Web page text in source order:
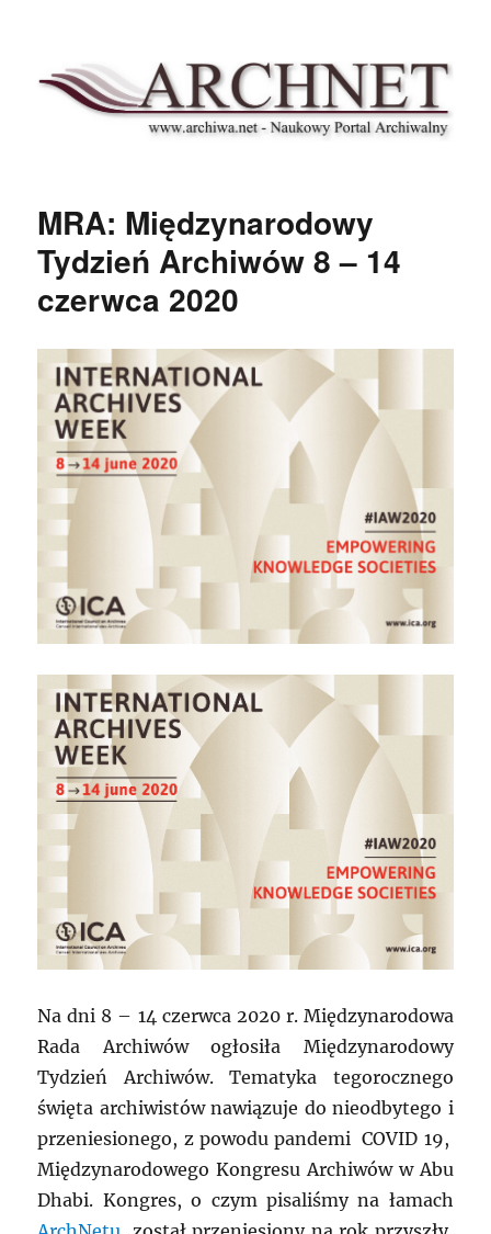
Archnet
MRA: Międzynarodowy
Tydzień Archiwów 8 – 14
czerwca 2020
Na dni 8 – 14 czerwca 2020 r. Międzynarodowa
Rada Archiwów ogłosiła Międzynarodowy
Tydzień Archiwów. Tematyka tegorocznego
święta archiwistów nawiązuje do nieodbytego i
przeniesionego, z powodu pandemi COVID 19,
Międzynarodowego Kongresu Archiwów w Abu
Dhabi. Kongres, o czym pisaliśmy na łamach